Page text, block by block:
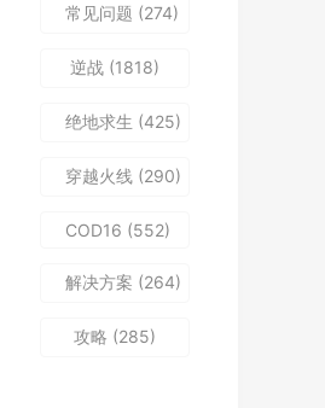
常见问题 (274)
逆战 (1818)
绝地求生 (425)
穿越火线 (290)
COD16 (552)
解决方案 (264)
攻略 (285)